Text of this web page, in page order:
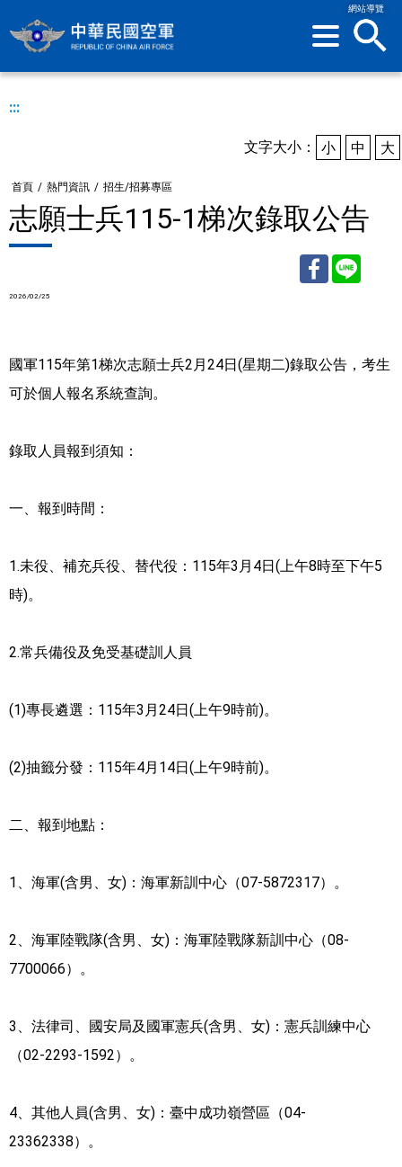
網站導覽
:::
文字大小： 小 中 大
首頁 / 熱門資訊 / 招生/招募專區
志願士兵115-1梯次錄取公告
2026/02/25
國軍115年第1梯次志願士兵2月24日(星期二)錄取公告，考生
可於個人報名系統查詢。
錄取人員報到須知：
一、報到時間：
1.未役、補充兵役、替代役：115年3月4日(上午8時至下午5
時)。
2.常兵備役及免受基礎訓人員
(1)專長遴選：115年3月24日(上午9時前)。
(2)抽籤分發：115年4月14日(上午9時前)。
二、報到地點：
1、海軍(含男、女)：海軍新訓中心（07-5872317）。
2、海軍陸戰隊(含男、女)：海軍陸戰隊新訓中心（08-
7700066）。
3、法律司、國安局及國軍憲兵(含男、女)：憲兵訓練中心
（02-2293-1592）。
4、其他人員(含男、女)：臺中成功嶺營區（04-
23362338）。